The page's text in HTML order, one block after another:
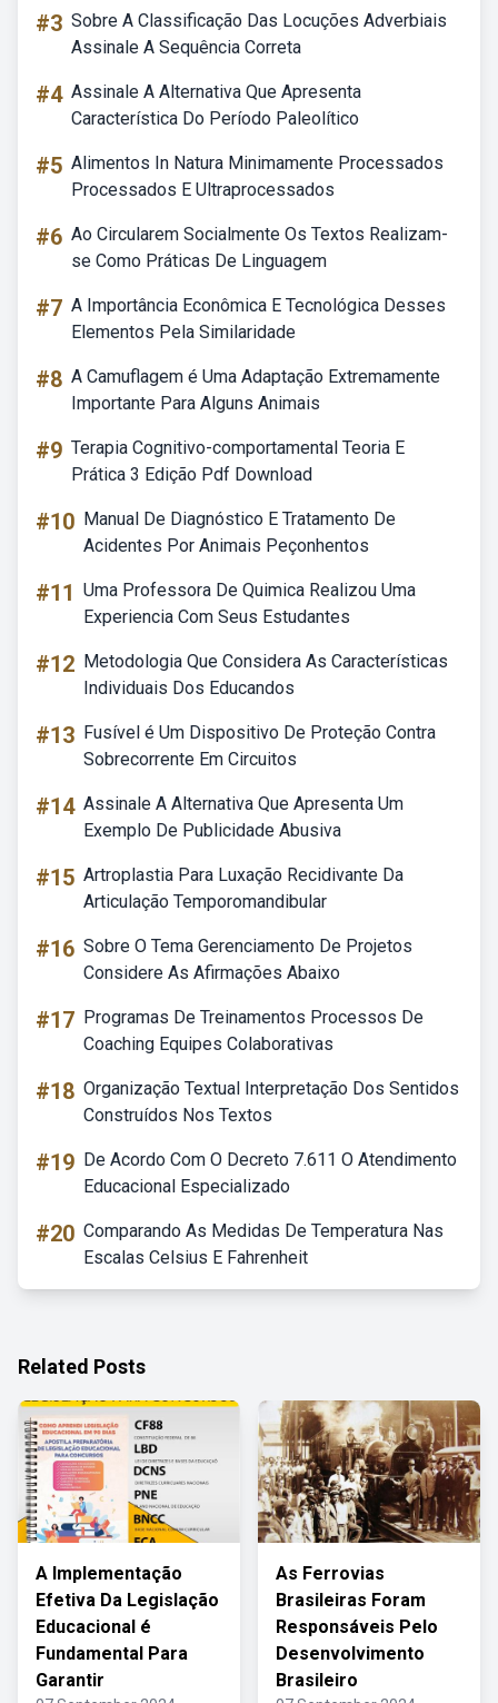
#3 Sobre A Classificação Das Locuções Adverbiais
Assinale A Sequência Correta
#4 Assinale A Alternativa Que Apresenta
Característica Do Período Paleolítico
#5 Alimentos In Natura Minimamente Processados
Processados E Ultraprocessados
#6 Ao Circularem Socialmente Os Textos Realizam-
se Como Práticas De Linguagem
#7 A Importância Econômica E Tecnológica Desses
Elementos Pela Similaridade
#8 A Camuflagem é Uma Adaptação Extremamente
Importante Para Alguns Animais
#9 Terapia Cognitivo-comportamental Teoria E
Prática 3 Edição Pdf Download
#10 Manual De Diagnóstico E Tratamento De
Acidentes Por Animais Peçonhentos
#11 Uma Professora De Quimica Realizou Uma
Experiencia Com Seus Estudantes
#12 Metodologia Que Considera As Características
Individuais Dos Educandos
#13 Fusível é Um Dispositivo De Proteção Contra
Sobrecorrente Em Circuitos
#14 Assinale A Alternativa Que Apresenta Um
Exemplo De Publicidade Abusiva
#15 Artroplastia Para Luxação Recidivante Da
Articulação Temporomandibular
#16 Sobre O Tema Gerenciamento De Projetos
Considere As Afirmações Abaixo
#17 Programas De Treinamentos Processos De
Coaching Equipes Colaborativas
#18 Organização Textual Interpretação Dos Sentidos
Construídos Nos Textos
#19 De Acordo Com O Decreto 7.611 O Atendimento
Educacional Especializado
#20 Comparando As Medidas De Temperatura Nas
Escalas Celsius E Fahrenheit
Related Posts
A Implementação
Efetiva Da Legislação
Educacional é
Fundamental Para
Garantir
As Ferrovias
Brasileiras Foram
Responsáveis Pelo
Desenvolvimento
Brasileiro